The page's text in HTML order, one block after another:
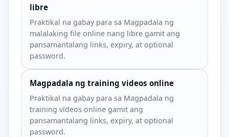
libre
Praktikal na gabay para sa Magpadala ng
malalaking file online nang libre gamit ang
pansamantalang links, expiry, at optional
password.
Magpadala ng training videos online
Praktikal na gabay para sa Magpadala ng
training videos online gamit ang
pansamantalang links, expiry, at optional
password.